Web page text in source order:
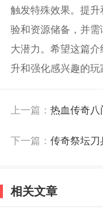
触发特殊效果。提
验和资源储备，并
大潜力。希望这篇
升和强化感兴趣的玩
上一篇： 热血传奇八
下一篇： 传奇祭坛刀
相关文章